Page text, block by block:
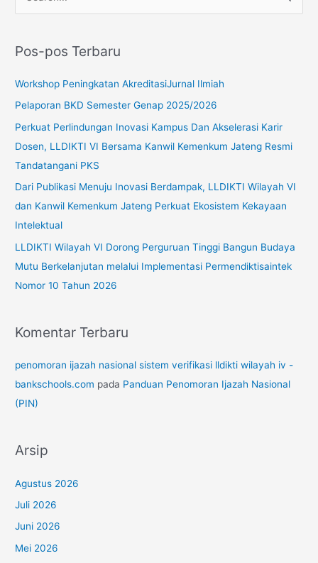
i
u
k
:
Pos-pos Terbaru
Workshop Peningkatan AkreditasiJurnal Ilmiah
Pelaporan BKD Semester Genap 2025/2026
Perkuat Perlindungan Inovasi Kampus Dan Akselerasi Karir
Dosen, LLDIKTI VI Bersama Kanwil Kemenkum Jateng Resmi
Tandatangani PKS
Dari Publikasi Menuju Inovasi Berdampak, LLDIKTI Wilayah VI
dan Kanwil Kemenkum Jateng Perkuat Ekosistem Kekayaan
Intelektual
LLDIKTI Wilayah VI Dorong Perguruan Tinggi Bangun Budaya
Mutu Berkelanjutan melalui Implementasi Permendiktisaintek
Nomor 10 Tahun 2026
Komentar Terbaru
penomoran ijazah nasional sistem verifikasi lldikti wilayah iv -
bankschools.com pada Panduan Penomoran Ijazah Nasional
(PIN)
Arsip
Agustus 2026
Juli 2026
Juni 2026
Mei 2026